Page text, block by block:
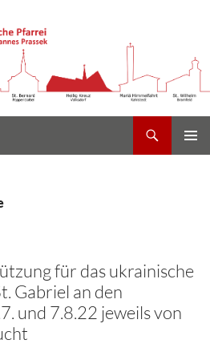
für das ukrainische
Gabriel an den
und 7.8.22 jeweils von